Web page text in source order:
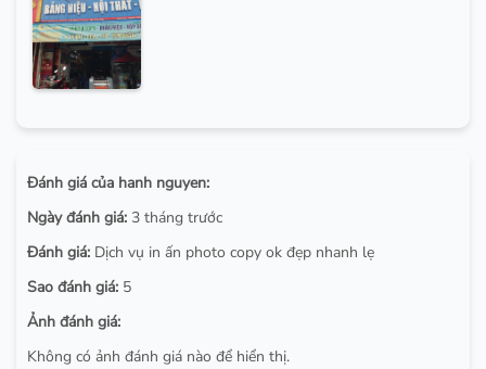
Đánh giá của hanh nguyen:
Ngày đánh giá: 3 tháng trước
Đánh giá: Dịch vụ in ấn photo copy ok đẹp nhanh lẹ
Sao đánh giá: 5
Ảnh đánh giá:
Không có ảnh đánh giá nào để hiển thị.